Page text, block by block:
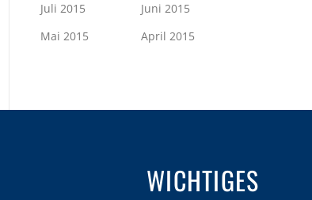
Juli 2015
Juni 2015
Mai 2015
April 2015
WICHTIGES